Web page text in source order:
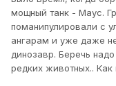
мощный танк - Маус.
поманипулировали с
ангарам и уже даже
динозавр. Беречь
редких животных..